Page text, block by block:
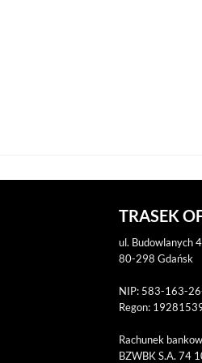
TRASEK
ul. Budowlanych
80-298 Gdańsk
NIP: 583-163-
Regon:
Rachunek
BZWBK S.A. 74